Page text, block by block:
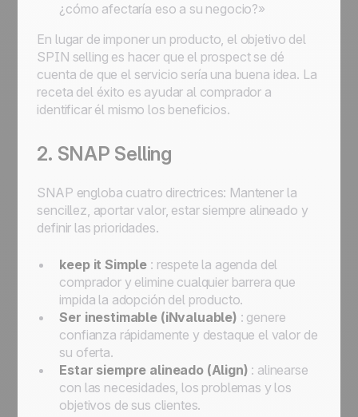
¿cómo afectaría eso a su negocio?»
En lugar de imponer un producto, el objetivo del
SPIN selling es hacer que el prospect se dé
cuenta de que el servicio sería una buena idea. La
receta del éxito es ayudar al comprador a
identificar él mismo los beneficios.
2. SNAP Selling
SNAP engloba cuatro directrices: Mantener la
sencillez, aportar valor, estar siempre alineado y
definir las prioridades.
keep it Simple : respete la agenda del
comprador y elimine cualquier barrera que
impida la adopción del producto.
Ser inestimable (iNvaluable) : genere
confianza rápidamente y destaque el valor de
su oferta.
Estar siempre alineado (Align) : alinearse
con las necesidades, los problemas y los
objetivos de sus clientes.